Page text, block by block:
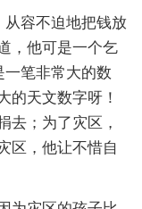
从容不迫地把钱放
，他可是一个乞
一笔非常大的数
的天文数字呀！
去；为了灾区，
区，他让不惜自